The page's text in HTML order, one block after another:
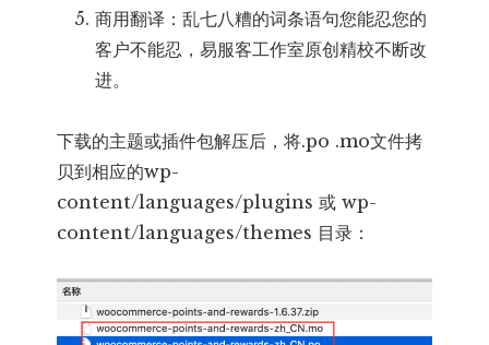
商用翻译：乱七八糟的词条语句您能忍您的
客户不能忍，易服客工作室原创精校不断改
进。
下载的主题或插件包解压后，将.po .mo文件拷
贝到相应的wp-
content/languages/plugins 或 wp-
content/languages/themes 目录：